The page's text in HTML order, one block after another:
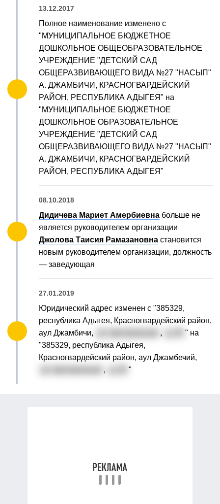
13.12.2017
Полное наименование изменено с
"МУНИЦИПАЛЬНОЕ БЮДЖЕТНОЕ
ДОШКОЛЬНОЕ ОБЩЕОБРАЗОВАТЕЛЬНОЕ
УЧРЕЖДЕНИЕ "ДЕТСКИЙ САД
ОБЩЕРАЗВИВАЮЩЕГО ВИДА №27 "НАСЫП"
А. ДЖАМБИЧИ, КРАСНОГВАРДЕЙСКИЙ
РАЙОН, РЕСПУБЛИКА АДЫГЕЯ" на
"МУНИЦИПАЛЬНОЕ БЮДЖЕТНОЕ
ДОШКОЛЬНОЕ ОБРАЗОВАТЕЛЬНОЕ
УЧРЕЖДЕНИЕ "ДЕТСКИЙ САД
ОБЩЕРАЗВИВАЮЩЕГО ВИДА №27 "НАСЫП"
А. ДЖАМБИЧИ, КРАСНОГВАРДЕЙСКИЙ
РАЙОН, РЕСПУБЛИКА АДЫГЕЯ"
08.10.2018
Дидичева Мариет Амербиевна больше не
является руководителем организации
Джолова Таисия Рамазановна становится
новым руководителем организации, должность
— заведующая
27.01.2019
Юридический адрес изменен с "385329,
республика Адыгея, Красногвардейский район,
аул Джамбичи,
,
" на
"385329, республика Адыгея,
Красногвардейский район, аул Джамбечий,
, "